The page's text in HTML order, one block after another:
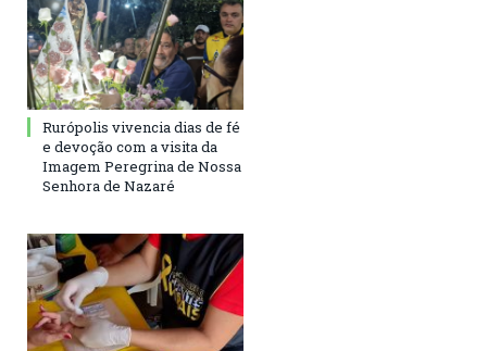
Rurópolis vivencia dias de fé
e devoção com a visita da
Imagem Peregrina de Nossa
Senhora de Nazaré